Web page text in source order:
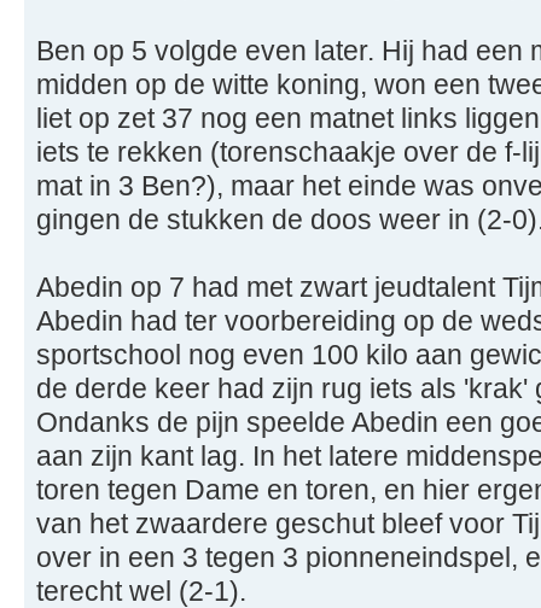
Ben op 5 volgde even later. Hij had een
midden op de witte koning, won een
liet op zet 37 nog een matnet links
iets te rekken (torenschaakje over de f-
mat in 3 Ben?), maar het einde was
gingen de stukken de doos weer in (2-
Abedin op 7 had met zwart jeudtalent
Abedin had ter voorbereiding op de
sportschool nog even 100 kilo aan
de derde keer had zijn rug iets als 'krak'
Ondanks de pijn speelde Abedin een
aan zijn kant lag. In het latere
toren tegen Dame en toren, en hier
van het zwaardere geschut bleef voor
over in een 3 tegen 3 pionneneindspel,
terecht wel (2-1).